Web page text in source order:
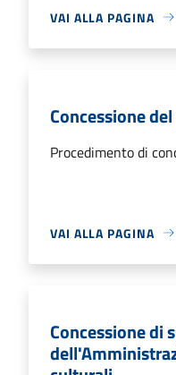
VAI ALLA PAGINA
Concessione
Procedimento di
VAI ALLA PAGINA
Concessione di